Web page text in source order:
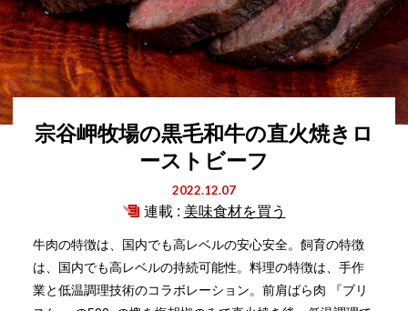
宗谷岬牧場の黒毛和牛の直火焼きロ
ーストビーフ
2022.12.07
連載 : 美味食材を買う
牛肉の特徴は、国内でも高レベルの安心安全。飼育の特徴
は、国内でも高レベルの持続可能性。料理の特徴は、手作
業と低温調理技術のコラボレーション。前肩ばら肉 『ブリ